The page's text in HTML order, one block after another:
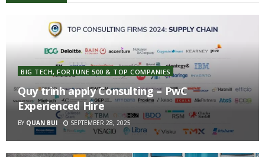
BIG TECH, FORTUNE 500 & TOP COMPANIES
Quy trình apply Consulting – PwC
Experienced Hire
BY QUAN BUI SEPTEMBER 28, 2025